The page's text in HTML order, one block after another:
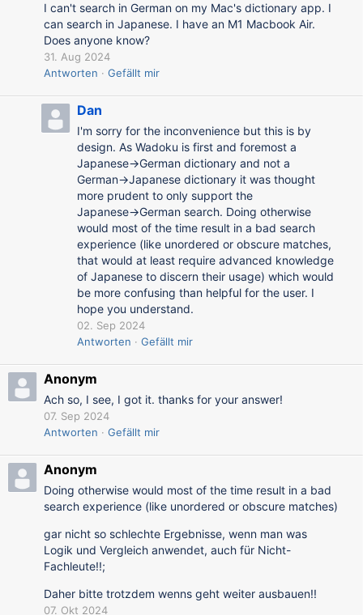
I can't search in German on my Mac's dictionary app. I
can search in Japanese. I have an M1 Macbook Air.
Does anyone know?
31. Aug 2024
Antworten
Gefällt mir
Dan
I'm sorry for the inconvenience but this is by
design. As Wadoku is first and foremost a
Japanese→German dictionary and not a
German→Japanese dictionary it was thought
more prudent to only support the
Japanese→German search. Doing otherwise
would most of the time result in a bad search
experience (like unordered or obscure matches,
that would at least require advanced knowledge
of Japanese to discern their usage) which would
be more confusing than helpful for the user. I
hope you understand.
02. Sep 2024
Antworten
Gefällt mir
Anonym
Ach so, I see, I got it. thanks for your answer!
07. Sep 2024
Antworten
Gefällt mir
Anonym
Doing otherwise would most of the time result in a bad
search experience (like unordered or obscure matches)
gar nicht so schlechte Ergebnisse, wenn man was
Logik und Vergleich anwendet, auch für Nicht-
Fachleute!!;
Daher bitte trotzdem wenns geht weiter ausbauen!!
07. Okt 2024